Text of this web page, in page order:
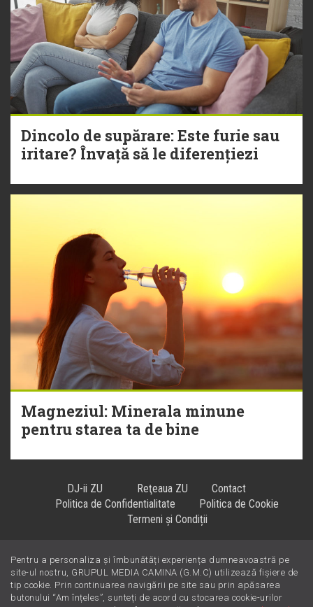
Dincolo de supărare: Este furie sau
iritare? Învață să le diferențiezi
Magneziul: Minerala minune
pentru starea ta de bine
DJ-ii ZU Reţeaua ZU
Contact
Politica de Confidentialitate
Politica de Cookie
Termeni și Condiții
Hiturile se ascultă la !
Pentru a personaliza și îmbunătăți experiența dumneavoastră pe
site-ul nostru, GRUPUL MEDIA CAMINA (G.M.C) utilizează fișiere de
tip cookie. Prin continuarea navigării pe site sau prin apăsarea
butonului “Am înțeles”, sunteți de acord cu stocarea cookie-urilor